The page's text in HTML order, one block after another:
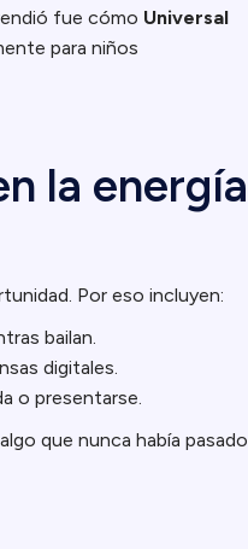
fue cómo Universal
para niños
la energía
Por eso incluyen:
bailan.
digitales.
o presentarse.
que nunca había pasado